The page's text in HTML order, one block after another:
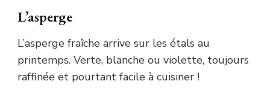
L’asperge
L’asperge fraîche arrive sur les étals au
printemps. Verte, blanche ou violette, toujours
raffinée et pourtant facile à cuisiner !